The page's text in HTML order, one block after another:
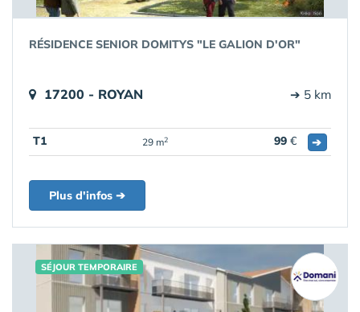
RÉSIDENCE SENIOR DOMITYS "LE GALION D'OR"
17200 - ROYAN ➔ 5 km
T1 29 m2 99 € ➔
Plus d'infos ➔
SÉJOUR TEMPORAIRE